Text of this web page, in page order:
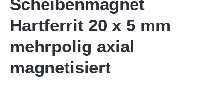
Scheibenmagnet
Hartferrit 20 x 5 mm
mehrpolig axial
magnetisiert